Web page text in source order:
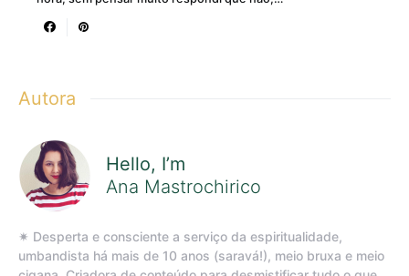
Autora
Hello, I’m
Ana Mastrochirico
✷ Desperta e consciente a serviço da espiritualidade,
umbandista há mais de 10 anos (saravá!), meio bruxa e meio